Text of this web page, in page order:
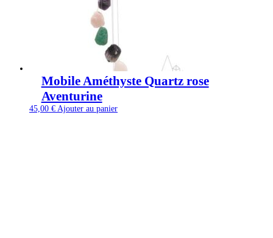
Mobile Améthyste Quartz rose
Aventurine
45,00 € Ajouter au panier